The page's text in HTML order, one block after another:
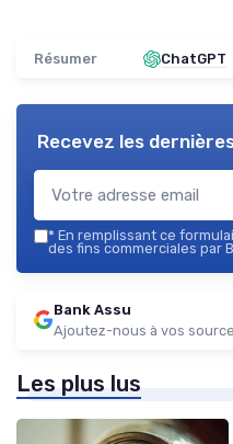
Résumer ChatGPT
Recevez les
* En remplissant ce
des fins commerciales par
Bank Assu
Ajoutez-nous à vos
Les plus lus